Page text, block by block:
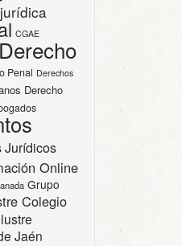
CGAE
Derecho
Penal Derechos
Derecho
Jurídicos
Online
Grupo
Colegio
Jaén